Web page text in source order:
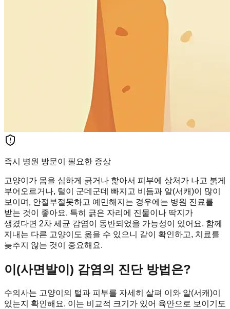
즉시 병원 방문이 필요한 증상
고양이가 몸을 심하게 긁거나 핥아서 피부에 상처가 나고 붉게
부어오르거나, 털이 군데군데 빠지고 비듬과 알(서캐)이 많이
보이며, 안절부절못하고 예민해지는 경우에는 병원 진료를
받는 것이 좋아요. 특히 긁은 자리에 진물이나 딱지가
생겼다면 2차 세균 감염이 동반되었을 가능성이 있어요. 함께
지내는 다른 고양이도 옮을 수 있으니 같이 확인하고, 치료를
늦추지 않는 것이 중요해요.
이(사면발이) 감염의 진단 방법은?
수의사는 고양이의 털과 피부를 자세히 살펴 이와 알(서캐)이
있는지 확인해요. 이는 비교적 크기가 있어 육안으로 보이기도